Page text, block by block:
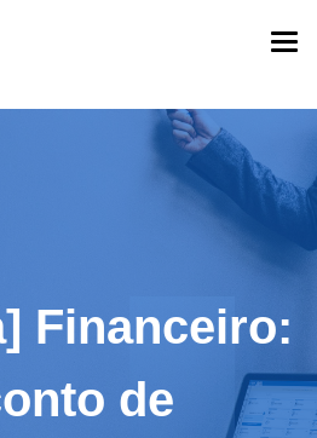
Financeiro:
de